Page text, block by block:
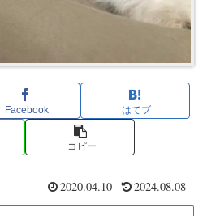
Facebook はてブ
コピー
2020.04.10 2024.08.08